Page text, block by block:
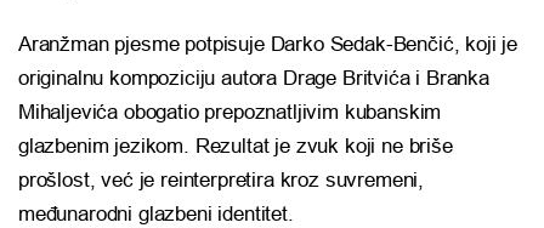
Aranžman pjesme potpisuje Darko Sedak-Benčić, koji je
originalnu kompoziciju autora Drage Britvića i Branka
Mihaljevića obogatio prepoznatljivim kubanskim
glazbenim jezikom. Rezultat je zvuk koji ne briše
prošlost, već je reinterpretira kroz suvremeni,
međunarodni glazbeni identitet.